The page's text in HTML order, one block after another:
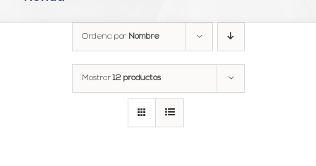
Ordena por Nombre
Mostrar12 productos